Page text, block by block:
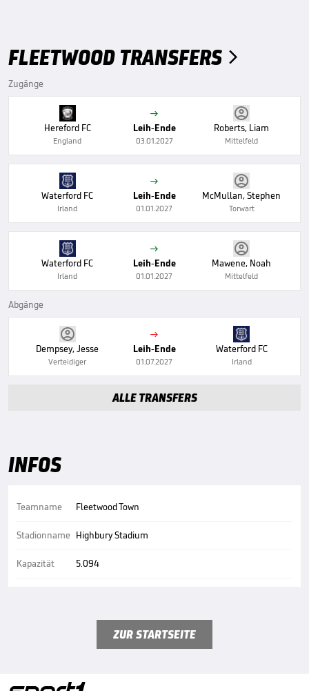
FLEETWOOD TRANSFERS 
Zugänge
Hereford FC
England

Leih-Ende
03.01.2027
Roberts, Liam
Mittelfeld
Waterford FC
Irland

Leih-Ende
01.01.2027
McMullan, Stephen
Torwart
Waterford FC
Irland

Leih-Ende
01.01.2027
Mawene, Noah
Mittelfeld
Abgänge
Dempsey, Jesse
Verteidiger

Leih-Ende
01.07.2027
Waterford FC
Irland
ALLE TRANSFERS
INFOS
Teamname
Stadionname
Kapazität
Fleetwood Town
Highbury Stadium
5.094
ZUR STARTSEITE